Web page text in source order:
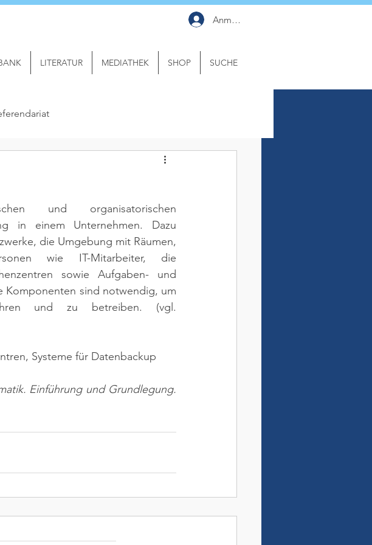
Anmelden
LITERATUR MEDIATHEK SHOP SUCHE
und organisatorischen
in einem Unternehmen. Dazu
die Umgebung mit Räumen,
wie IT-Mitarbeiter, die
sowie Aufgaben- und
Komponenten sind notwendig, um
und zu betreiben. (vgl.
Systeme für Datenbackup
Einführung und Grundlegung.